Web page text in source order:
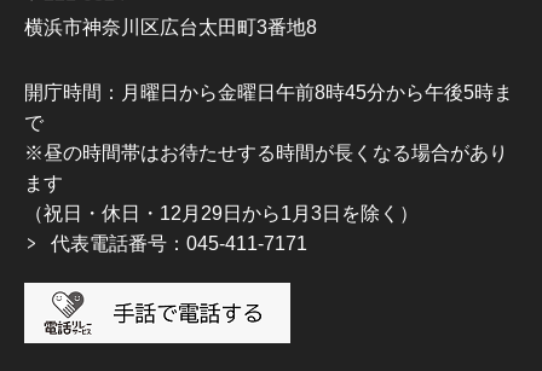
横浜市神奈川区広台太田町3番地8
開庁時間：月曜日から金曜日午前8時45分から午後5時ま
で
※昼の時間帯はお待たせする時間が長くなる場合があり
ます
（祝日・休日・12月29日から1月3日を除く）
代表電話番号：045-411-7171